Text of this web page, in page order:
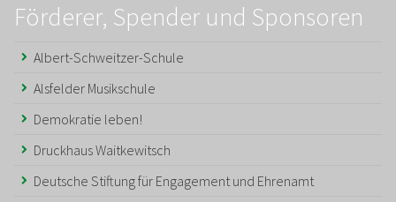
Förderer, Spender und Sponsoren
Albert-Schweitzer-Schule
Alsfelder Musikschule
Demokratie leben!
Druckhaus Waitkewitsch
Deutsche Stiftung für Engagement und Ehrenamt